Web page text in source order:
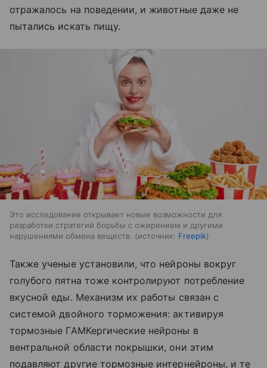
отражалось на поведении, и животные даже не
пытались искать пищу.
Это исследование открывает новые возможности для
разработки стратегий борьбы с ожирением и другими
нарушениями обмена веществ.
источник: Freepik
Также ученые установили, что нейроны вокруг
голубого пятна тоже контролируют потребление
вкусной еды. Механизм их работы связан с
системой двойного торможения: активируя
тормозные ГАМКергические нейроны в
вентральной области покрышки, они этим
подавляют другие тормозные интернейроны, и те